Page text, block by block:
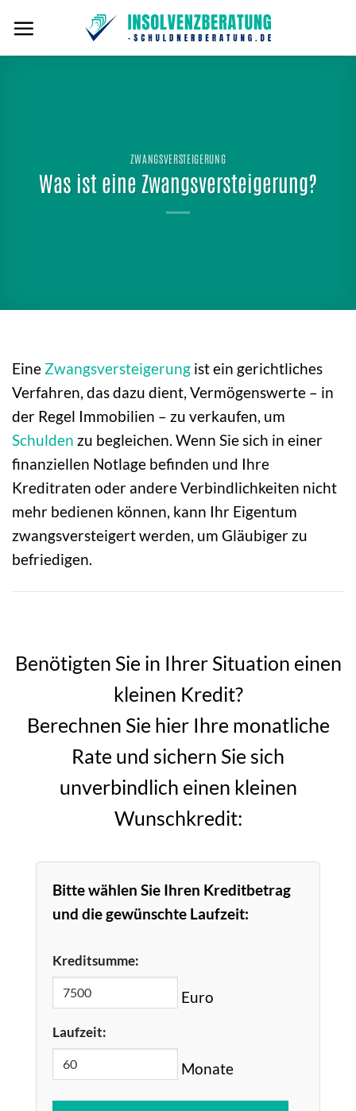
Inhalt
springen
ZWANGSVERSTEIGERUNG
Was ist eine Zwangsversteigerung?
Eine Zwangsversteigerung ist ein gerichtliches
Verfahren, das dazu dient, Vermögenswerte – in
der Regel Immobilien – zu verkaufen, um
Schulden zu begleichen. Wenn Sie sich in einer
finanziellen Notlage befinden und Ihre
Kreditraten oder andere Verbindlichkeiten nicht
mehr bedienen können, kann Ihr Eigentum
zwangsversteigert werden, um Gläubiger zu
befriedigen.
Benötigten Sie in Ihrer Situation einen
kleinen Kredit?
Berechnen Sie hier Ihre monatliche
Rate und sichern Sie sich
unverbindlich einen kleinen
Wunschkredit:
Bitte wählen Sie Ihren Kreditbetrag
und die gewünschte Laufzeit:
Kreditsumme:
Euro
Laufzeit:
Monate